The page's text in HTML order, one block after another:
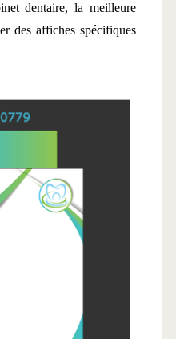
dentaire, la meilleure
des affiches spécifiques